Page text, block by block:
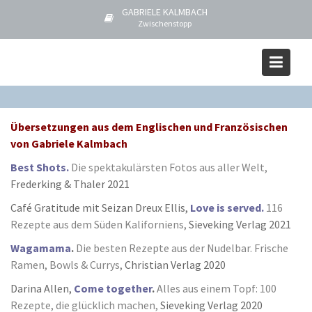
i
c
GABRIELE KALMBACH
Zwischenstopp
Home BÜCHER ÜBERSETZUNGEN
Übersetzungen aus dem Englischen und Französischen
von Gabriele Kalmbach
Best Shots. Die spektakulärsten Fotos aus aller Welt,
Frederking & Thaler 2021
Café Gratitude mit Seizan Dreux Ellis, Love is served. 116
Rezepte aus dem Süden Kaliforniens, Sieveking Verlag 2021
Wagamama. Die besten Rezepte aus der Nudelbar. Frische
Ramen, Bowls & Currys, Christian Verlag 2020
Darina Allen, Come together.Alles aus einem Topf: 100
Rezepte, die glücklich machen, Sieveking Verlag 2020